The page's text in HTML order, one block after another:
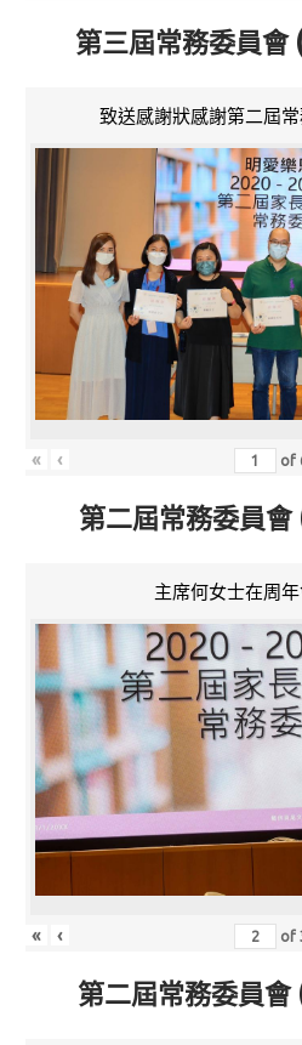
第三屆常務委員
致送感謝狀感謝第二屆
« ‹ of
第二屆常務委員
主席何女士在周
« ‹ of
第二屆常務委員